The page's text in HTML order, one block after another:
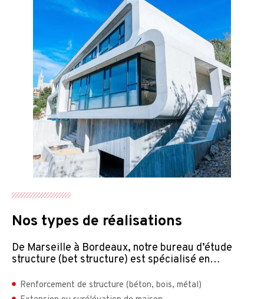
Nos types de réalisations
De Marseille à Bordeaux, notre bureau d’étude
structure (bet structure) est spécialisé en…
Renforcement de structure (béton, bois, métal)